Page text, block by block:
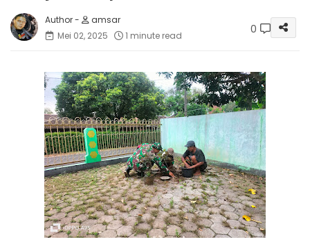
amsar
Mei 02, 2025
1 minute read 0